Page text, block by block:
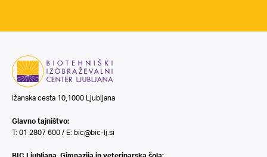
Ižanska cesta 10,1000 Ljubljana
Glavno tajništvo:
T: 01 2807 600 / E: bic@bic-lj.si